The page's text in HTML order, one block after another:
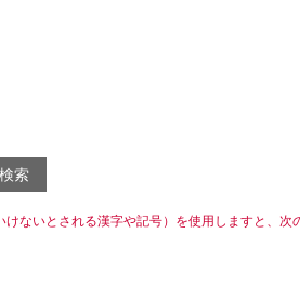
検索
ないとされる漢字や記号）を使用しますと、次